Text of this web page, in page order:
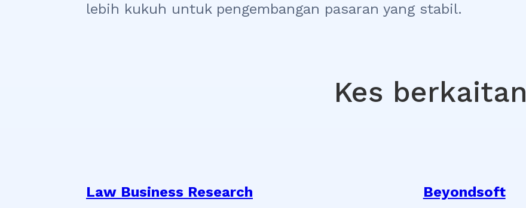
lebih kukuh untuk pengembangan pasaran yang stabil.
Kes berkaitan
Law Business Research Beyondsoft